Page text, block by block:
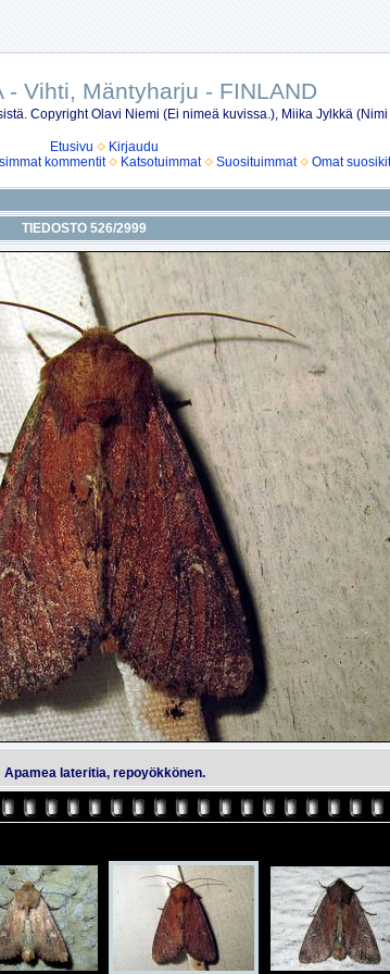
- Vihti, Mäntyharju - FINLAND
Copyright Olavi Niemi (Ei nimeä kuvissa.), Miika Jylkkä
Etusivu
Kirjaudu
kommentit Katsotuimmat Suosituimmat Omat suosikit
TIEDOSTO 526/2999
Apamea lateritia, repoyökkönen.